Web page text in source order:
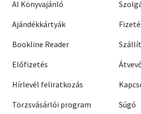
AI Könyvajánló
Ajándékkártyák
Bookline Reader
Előfizetés
Hírlevél feliratkozás
Törzsvásárlói program
Súgó